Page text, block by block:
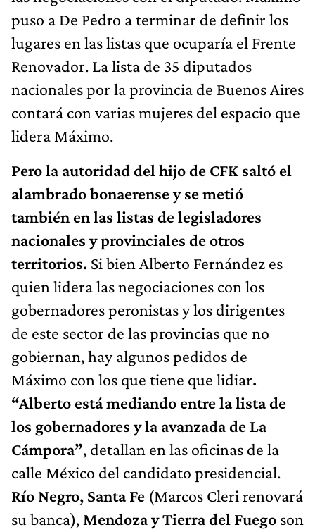
puso a De Pedro a terminar de definir los
lugares en las listas que ocuparía el Frente
Renovador. La lista de 35 diputados
nacionales por la provincia de Buenos Aires
contará con varias mujeres del espacio que
lidera Máximo.
Pero la autoridad del hijo de CFK saltó el
alambrado bonaerense y se metió
también en las listas de legisladores
nacionales y provinciales de otros
territorios. Si bien Alberto Fernández es
quien lidera las negociaciones con los
gobernadores peronistas y los dirigentes
de este sector de las provincias que no
gobiernan, hay algunos pedidos de
Máximo con los que tiene que lidiar.
“Alberto está mediando entre la lista de
los gobernadores y la avanzada de La
Cámpora”, detallan en las oficinas de la
calle México del candidato presidencial.
Río Negro, Santa Fe (Marcos Cleri renovará
su banca), Mendoza y Tierra del Fuego son